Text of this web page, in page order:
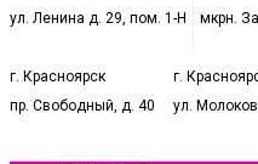
ул. Ленина д. 29, пом. 1-Н
мкрн.
г. Красноярск
пр. Свободный, д. 40
г.
ул.